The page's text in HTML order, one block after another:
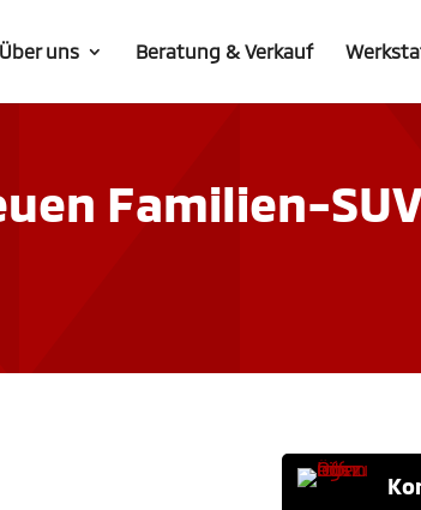
Über uns Beratung & Verkauf
Familien-